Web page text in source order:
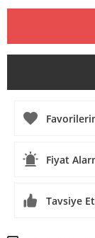
Fiyat
Tavsiye Et